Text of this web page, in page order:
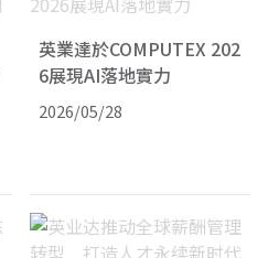
英業達於COMPUTEX 202
6展現AI落地實力
2026/05/28